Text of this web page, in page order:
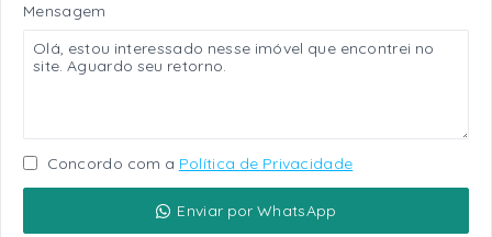
Mensagem
Concordo com a Política de Privacidade
Enviar por WhatsApp